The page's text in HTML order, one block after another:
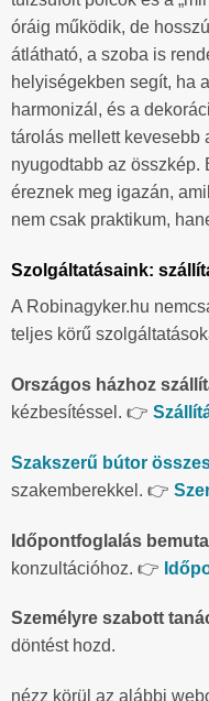
óráig működik, de
átlátható, a szoba is
helyiségekben segít, ha
harmonizál, és a
tárolás mellett kevesebb
nyugodtabb az összkép.
éreznek meg igazán,
nem csak praktikum,
Szolgáltatásaink:
A Robinagyker.hu
teljes körű
Országos házhoz
kézbesítéssel. 👉
Szakszerű bútor
szakemberekkel. 👉
Időpontfoglalás
konzultációhoz. 👉
Személyre szabott
döntést hozd.
nézz körül az alábbi